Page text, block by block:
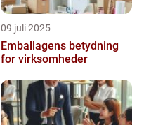
09 juli 2025
Emballagens betydning
for virksomheder